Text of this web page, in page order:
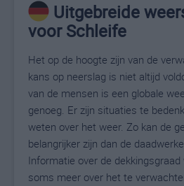
Uitgebreide
voor Schleife
Het op de hoogte zijn van de
kans op neerslag is niet altijd
van de mensen is een globale
genoeg. Er zijn situaties te
weten over het weer. Zo kan de
belangrijker zijn dan de
Informatie over de
soms meer over het te